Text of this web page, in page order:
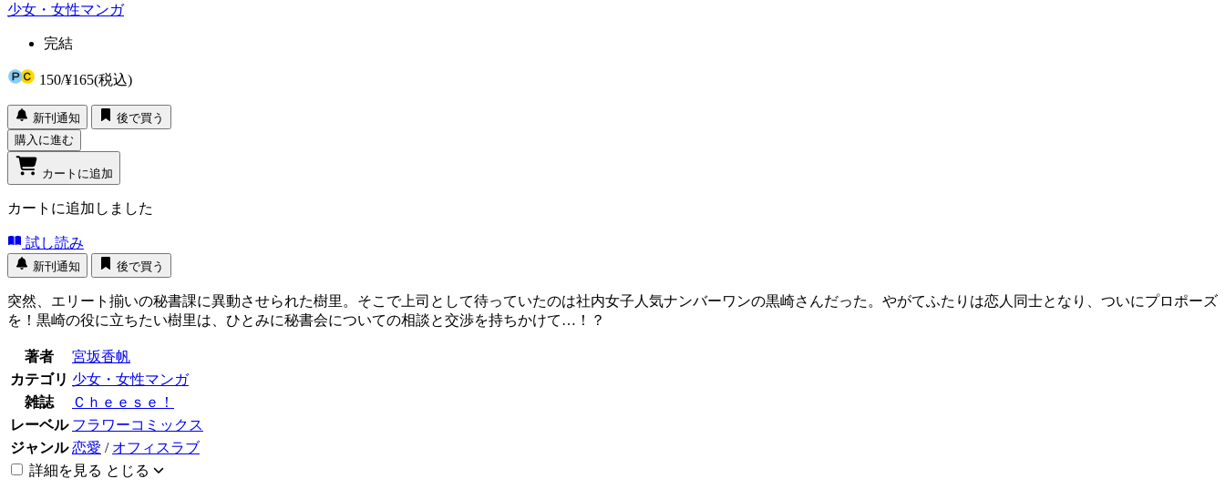
少女・女性マンガ
完結
150/¥165(税込)
新刊通知
後で買う
購入に進む
カートに追加
カートに追加しました
試し読み
新刊通知 後で買う
突然、エリート揃いの秘書課に異動させられた樹里。そこで上司として待っていたのは社内女子人気ナンバーワンの黒崎さんだった。やがてふたりは恋人同士となり、ついにプロポーズ
を！黒崎の役に立ちたい樹里は、ひとみに秘書会についての相談と交渉を持ちかけて…！？
著者
宮坂香帆
カテゴリ 少女・女性マンガ
雑誌
Ｃｈｅｅｓｅ！
レーベル フラワーコミックス
ジャンル 恋愛 / オフィスラブ
詳細を見る とじる